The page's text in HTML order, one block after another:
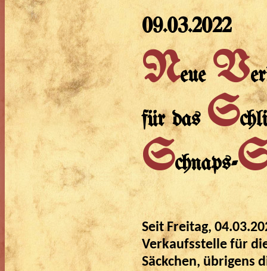
09.03.2022
Neue V
für das S
Schnaps-
Seit Freitag,
Verkaufsstelle für
Säckchen, übrigens